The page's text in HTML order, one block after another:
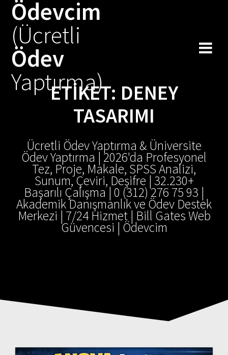
Ödevcim
(Ücretli
Ödev
Yaptırma)
ETIKET: DENEY
TASARIMI
Ücretli Ödev Yaptırma & Üniversite
Ödev Yaptırma | 2026'da Profesyonel
Tez, Proje, Makale, SPSS Analizi,
Sunum, Çeviri, Deşifre | 32.230+
Başarılı Çalışma | 0 (312) 276 75 93 |
Akademik Danışmanlık ve Ödev Destek
Merkezi | 7/24 Hizmet | Bill Gates Web
Güvencesi | Ödevcim